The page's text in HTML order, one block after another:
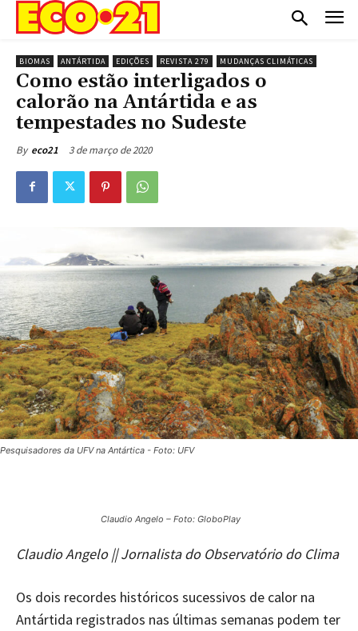
BIOMAS ANTÁRTIDA EDIÇÕES REVISTA 279 MUDANÇAS CLIMÁTICAS
Como estão interligados o
calorão na Antártida e as
tempestades no Sudeste
By eco21 3 de março de 2020
Pesquisadores da UFV na Antártica - Foto: UFV
Claudio Angelo – Foto: GloboPlay
Claudio Angelo || Jornalista do Observatório do Clima
Os dois recordes históricos sucessivos de calor na
Antártida registrados nas últimas semanas podem ter